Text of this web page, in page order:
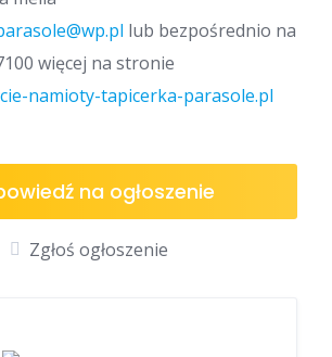
lub bezpośrednio na
więcej na stronie
namioty-tapicerka-parasole.pl
na ogłoszenie
Zgłoś ogłoszenie